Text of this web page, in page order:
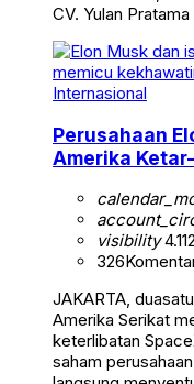
CV. Yulan
Internasional
Perusahaan
Amerika
visibility4.112
326
JAKARTA,
Amerika Serikat
keterlibatan
saham